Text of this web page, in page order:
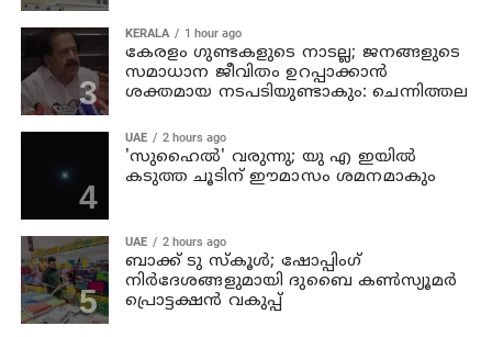
KERALA 1 hour ago
കേരളം ഗുണ്ടകളുടെ നാടല്ല; ജനങ്ങളുടെ
സമാധാന ജീവിതം ഉറപ്പാക്കാന്‍
ശക്തമായ നടപടിയുണ്ടാകും: ചെന്നിത്തല
UAE 2 hours ago
'സുഹൈല്‍' വരുന്നു; യു എ ഇയില്‍
കടുത്ത ചൂടിന് ഈമാസം ശമനമാകും
UAE 2 hours ago
ബാക്ക് ടു സ്‌കൂള്‍; ഷോപ്പിംഗ്
നിര്‍ദേശങ്ങളുമായി ദുബൈ കണ്‍സ്യൂമര്‍
പ്രൊട്ടക്ഷന്‍ വകുപ്പ്